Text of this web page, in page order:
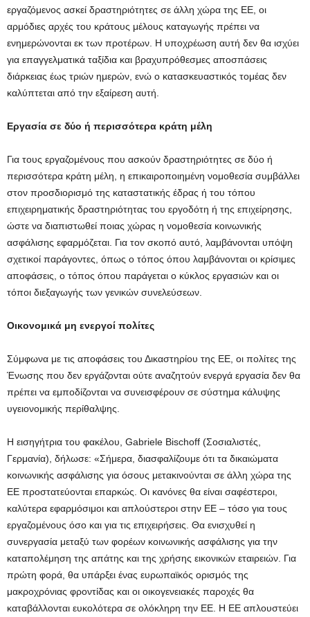
εργαζόμενος ασκεί δραστηριότητες σε άλλη χώρα της ΕΕ, οι
αρμόδιες αρχές του κράτους μέλους καταγωγής πρέπει να
ενημερώνονται εκ των προτέρων. Η υποχρέωση αυτή δεν θα ισχύει
για επαγγελματικά ταξίδια και βραχυπρόθεσμες αποσπάσεις
διάρκειας έως τριών ημερών, ενώ ο κατασκευαστικός τομέας δεν
καλύπτεται από την εξαίρεση αυτή.
Εργασία σε δύο ή περισσότερα κράτη μέλη
Για τους εργαζομένους που ασκούν δραστηριότητες σε δύο ή
περισσότερα κράτη μέλη, η επικαιροποιημένη νομοθεσία συμβάλλει
στον προσδιορισμό της καταστατικής έδρας ή του τόπου
επιχειρηματικής δραστηριότητας του εργοδότη ή της επιχείρησης,
ώστε να διαπιστωθεί ποιας χώρας η νομοθεσία κοινωνικής
ασφάλισης εφαρμόζεται. Για τον σκοπό αυτό, λαμβάνονται υπόψη
σχετικοί παράγοντες, όπως ο τόπος όπου λαμβάνονται οι κρίσιμες
αποφάσεις, ο τόπος όπου παράγεται ο κύκλος εργασιών και οι
τόποι διεξαγωγής των γενικών συνελεύσεων.
Οικονομικά μη ενεργοί πολίτες
Σύμφωνα με τις αποφάσεις του Δικαστηρίου της ΕΕ, οι πολίτες της
Ένωσης που δεν εργάζονται ούτε αναζητούν ενεργά εργασία δεν θα
πρέπει να εμποδίζονται να συνεισφέρουν σε σύστημα κάλυψης
υγειονομικής περίθαλψης.
Η εισηγήτρια του φακέλου, Gabriele Bischoff (Σοσιαλιστές,
Γερμανία), δήλωσε: «Σήμερα, διασφαλίζουμε ότι τα δικαιώματα
κοινωνικής ασφάλισης για όσους μετακινούνται σε άλλη χώρα της
ΕΕ προστατεύονται επαρκώς. Οι κανόνες θα είναι σαφέστεροι,
καλύτερα εφαρμόσιμοι και απλούστεροι στην ΕΕ – τόσο για τους
εργαζομένους όσο και για τις επιχειρήσεις. Θα ενισχυθεί η
συνεργασία μεταξύ των φορέων κοινωνικής ασφάλισης για την
καταπολέμηση της απάτης και της χρήσης εικονικών εταιρειών. Για
πρώτη φορά, θα υπάρξει ένας ευρωπαϊκός ορισμός της
μακροχρόνιας φροντίδας και οι οικογενειακές παροχές θα
καταβάλλονται ευκολότερα σε ολόκληρη την ΕΕ. Η ΕΕ απλουστεύει